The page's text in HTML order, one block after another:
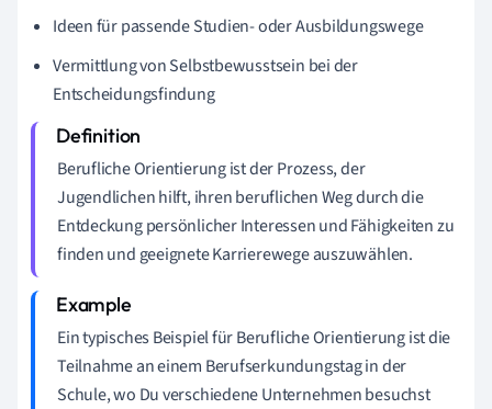
Ideen für passende Studien- oder Ausbildungswege
Vermittlung von Selbstbewusstsein bei der
Entscheidungsfindung
Berufliche Orientierung ist der Prozess, der
Jugendlichen hilft, ihren beruflichen Weg durch die
Entdeckung persönlicher Interessen und Fähigkeiten zu
finden und geeignete Karrierewege auszuwählen.
Ein typisches Beispiel für Berufliche Orientierung ist die
Teilnahme an einem Berufserkundungstag in der
Schule, wo Du verschiedene Unternehmen besuchst